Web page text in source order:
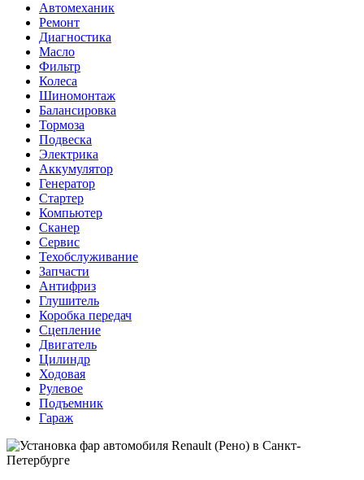
Автомеханик
Ремонт
Диагностика
Масло
Фильтр
Колеса
Шиномонтаж
Балансировка
Тормоза
Подвеска
Электрика
Аккумулятор
Генератор
Стартер
Компьютер
Сканер
Сервис
Техобслуживание
Запчасти
Антифриз
Глушитель
Коробка передач
Сцепление
Двигатель
Цилиндр
Ходовая
Рулевое
Подъемник
Гараж